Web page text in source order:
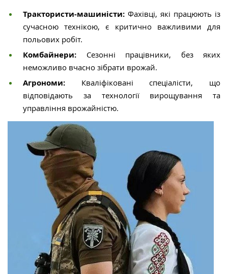
Трактористи-машиністи: Фахівці, які працюють із
сучасною технікою, є критично важливими для
польових робіт.
Комбайнери: Сезонні працівники, без яких
неможливо вчасно зібрати врожай.
Агрономи:
Кваліфіковані спеціалісти, що
відповідають за технології вирощування та
управління врожайністю.